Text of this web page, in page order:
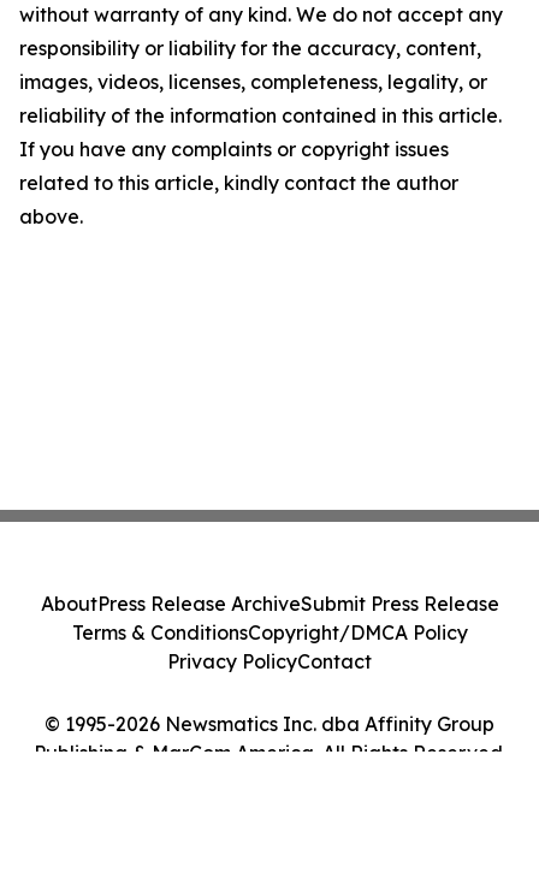
without warranty of any kind. We do not accept any
responsibility or liability for the accuracy, content,
images, videos, licenses, completeness, legality, or
reliability of the information contained in this article.
If you have any complaints or copyright issues
related to this article, kindly contact the author
above.
© 1995-2026 Newsmatics Inc. dba Affinity Group
Publishing & MarCom America. All Rights Reserved.
AboutPress Release ArchiveSubmit Press Release
Terms & ConditionsCopyright/DMCA Policy
Privacy PolicyContact